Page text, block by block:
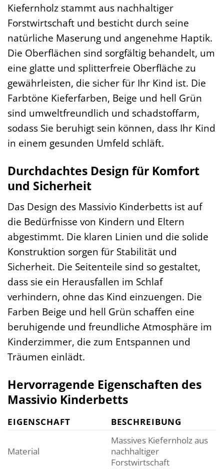
Kiefernholz stammt aus nachhaltiger
Forstwirtschaft und besticht durch seine
natürliche Maserung und angenehme Haptik.
Die Oberflächen sind sorgfältig behandelt, um
eine glatte und splitterfreie Oberfläche zu
gewährleisten, die sicher für Ihr Kind ist. Die
Farbtöne Kieferfarben, Beige und hell Grün
sind umweltfreundlich und schadstoffarm,
sodass Sie beruhigt sein können, dass Ihr Kind
in einem gesunden Umfeld schläft.
Durchdachtes Design für Komfort
und Sicherheit
Das Design des Massivio Kinderbetts ist auf
die Bedürfnisse von Kindern und Eltern
abgestimmt. Die klaren Linien und die solide
Konstruktion sorgen für Stabilität und
Sicherheit. Die Seitenteile sind so gestaltet,
dass sie ein Herausfallen im Schlaf
verhindern, ohne das Kind einzuengen. Die
Farben Beige und hell Grün schaffen eine
beruhigende und freundliche Atmosphäre im
Kinderzimmer, die zum Entspannen und
Träumen einlädt.
Hervorragende Eigenschaften des
Massivio Kinderbetts
EIGENSCHAFT BESCHREIBUNG
Material
Massives Kiefernholz aus
nachhaltiger
Forstwirtschaft